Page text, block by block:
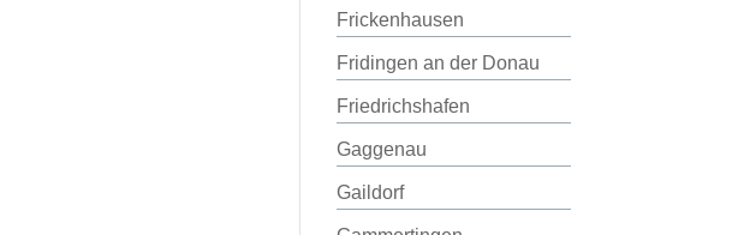
Frickenhausen
Fridingen an der Donau
Friedrichshafen
Gaggenau
Gaildorf